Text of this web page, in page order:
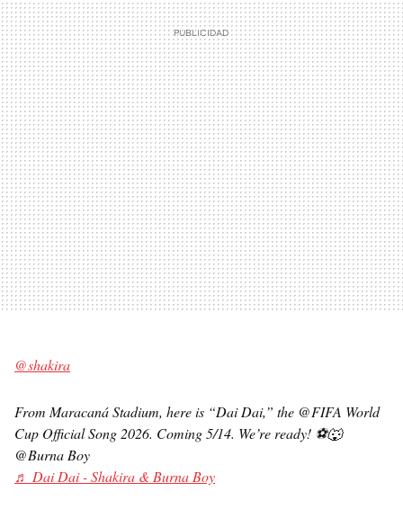
@shakira
From Maracaná Stadium, here is “Dai Dai,” the @FIFA World
Cup Official Song 2026. Coming 5/14. We’re ready! ⚽️🐺
@Burna Boy
♬ Dai Dai - Shakira & Burna Boy